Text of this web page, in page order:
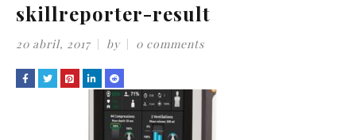
skillreporter-result
20 abril, 2017 by 0 comments